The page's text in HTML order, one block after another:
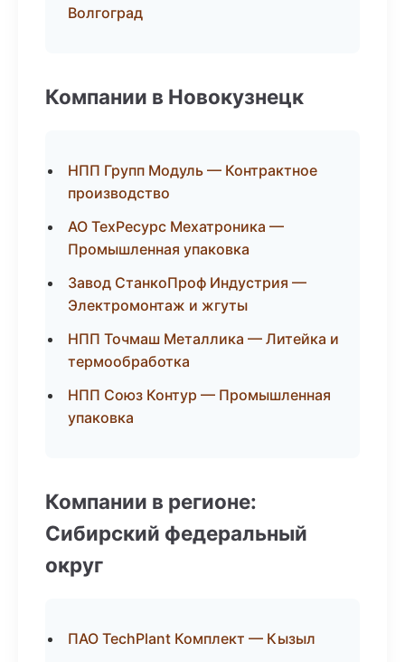
Волгоград
Компании в Новокузнецк
НПП Групп Модуль — Контрактное
производство
АО ТехРесурс Мехатроника —
Промышленная упаковка
Завод СтанкоПроф Индустрия —
Электромонтаж и жгуты
НПП Точмаш Металлика — Литейка и
термообработка
НПП Союз Контур — Промышленная
упаковка
Компании в регионе:
Сибирский федеральный
округ
ПАО TechPlant Комплект — Кызыл